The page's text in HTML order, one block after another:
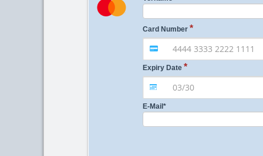
Card Number
Expiry Date
E-Mail*